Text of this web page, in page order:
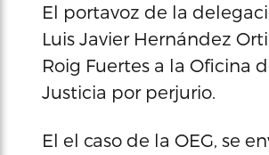
El portavoz de la
Luis Javier Hernández
Roig Fuertes a la Oficina
Justicia por perjurio.
El el caso de la OEG, se